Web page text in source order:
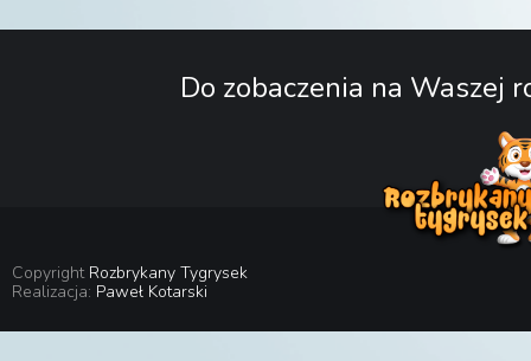
Do zobaczenia na Waszej
Copyright Rozbrykany Tygrysek
Realizacja: Paweł Kotarski